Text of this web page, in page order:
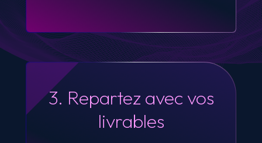
3. Repartez avec vos
livrables